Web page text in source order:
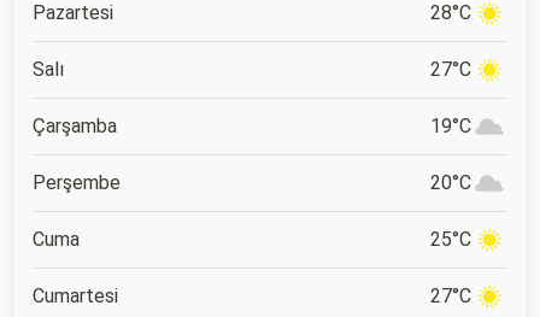
Pazartesi 28°C
Salı 27°C
Çarşamba 19°C
Perşembe 20°C
Cuma 25°C
Cumartesi 27°C